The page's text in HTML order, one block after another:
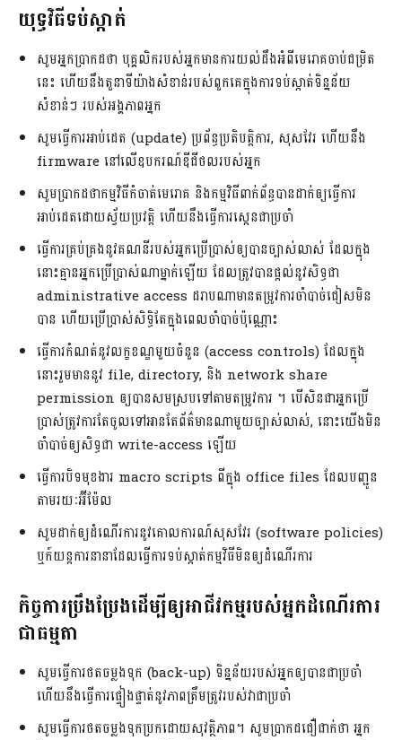
យុទ្ធវិធីទប់ស្កាត់
សូមអ្នកប្រាកដថា បុគ្គលិករបស់អ្នកមានការយល់ដឹងអំពីមេរោគចាប់ជម្រិត
នេះ ហើយនឹងតួនាទីយ៉ាងសំខាន់របស់ពួកគេក្នុងការទប់ស្កាត់ទិន្នន័យ
សំខាន់ៗ របស់អង្គភាពអ្នក
សូមធ្វើការអាប់ដេត (update) ប្រព័ន្ធប្រតិបត្តិការ, សុសវែរ ហើយនឹង
firmware នៅលើឧបករណ៍ឌីជីថលរបស់អ្នក
សូមប្រាកដថាកម្មវិធីកំចាត់មេរោគ និងកម្មវិធីពាក់ព័ន្ធបានដាក់ឲ្យធ្វើការ
អាប់ដេតដោយស្វ័យប្រវត្តិ ហើយនឹងធ្វើការស្កេនជាប្រចាំ
ធ្វើការគ្រប់គ្រងនូវគណនីរបស់អ្នកប្រើប្រាស់ឲ្យបានច្បាស់លាស់ ដែលក្នុង
នោះគ្មានអ្នកប្រើប្រាស់ណាម្នាក់ឡើយ ដែលត្រូវបានផ្តល់នូវសិទ្ធជា
administrative access ដរាបណាមានតម្រូវការចាំបាច់ជៀសមិន
បាន ហើយប្រើប្រាស់សិទ្ធិតែក្នុងពេលចាំបាច់ប៉ុណ្ណោះ
ធ្វើការកំណត់នូវលក្ខខណ្ឌមួយចំនួន (access controls) ដែលក្នុង
នោះរួមមាននូវ file, directory, និង network share
permission ឲ្យបានសមស្របទៅតាមតម្រូវការ ។ បើសិនជាអ្នកប្រើ
ប្រាស់ត្រូវការតែចូលទៅអានតែព័ត៌មានណាមួយច្បាស់លាស់, នោះយើងមិន
ចាំបាច់ឲ្យសិទ្ធជា write-access ឡើយ
ធ្វើការបិទមុខងារ macro scripts ពីក្នុង office files ដែលបញ្ជូន
តាមរយៈអ៊ីម៉ែល
សូមដាក់ឲ្យដំណើរការនូវគោលការណ៍សុសវែរ (software policies)
ឬក៍យន្តការនានាដែលធ្វើការទប់ស្កាត់កម្មវិធីមិនឲ្យដំណើរការ
កិច្ចការប្រឹងប្រែងដើម្បីឲ្យអាជីវកម្មរបស់អ្នកដំណើរការ
ជាធម្មតា
សូមធ្វើការថតចម្លងទុក (back-up) ទិន្នន័យរបស់អ្នកឲ្យបានជាប្រចាំ
ហើយនឹងធ្វើការផ្ទៀងផ្ទាត់នូវភាពត្រឹមត្រូវរបស់វាជាប្រចាំ
សូមធ្វើការថតចម្លងទុកប្រកដោយសុវត្ថិភាព។ សូមប្រាកដជឿជាក់ថា អ្នក